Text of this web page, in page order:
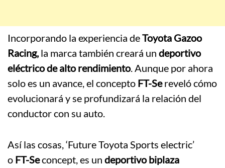
Incorporando la experiencia deToyota Gazoo
Racing,la marca también creará un deportivo
eléctrico de alto rendimiento. Aunque por ahora
solo es un avance, el concepto FT-Sereveló cómo
evolucionará y se profundizará la relación del
conductor con su auto.
Así las cosas, ‘Future Toyota Sports electric’
o FT-Seconcept, es un deportivo biplaza